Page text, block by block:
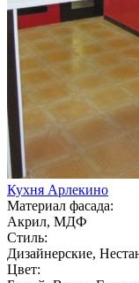
Кухня Арлекино
Материал фасада:
Акрил, МДФ
Стиль:
Дизайнерские,
Цвет: